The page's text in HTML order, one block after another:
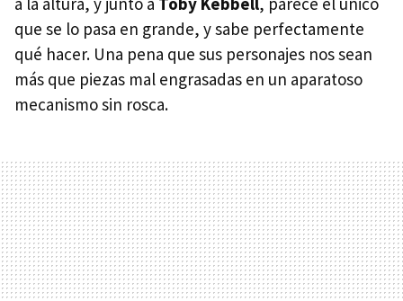
que se lo pasa en grande, y sabe perfectamente
qué hacer. Una pena que sus personajes nos sean
más que piezas mal engrasadas en un aparatoso
mecanismo sin rosca.